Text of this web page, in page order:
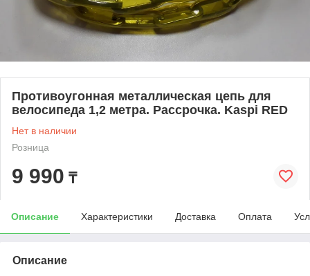
Противоугонная металлическая цепь для
велосипеда 1,2 метра. Рассрочка. Kaspi RED
Нет в наличии
Розница
9 990 ₸
Описание Характеристики Доставка Оплата
Описание